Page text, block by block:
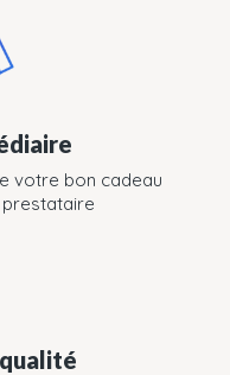
votre bon cadeau